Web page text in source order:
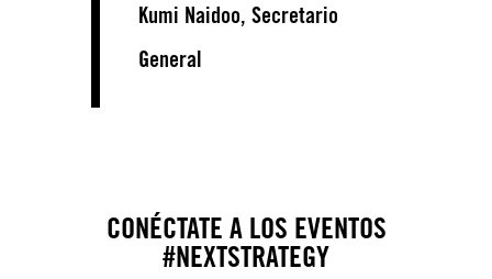
Kumi Naidoo, Secretario
General
CONÉCTATE A LOS EVENTOS
#NEXTSTRATEGY